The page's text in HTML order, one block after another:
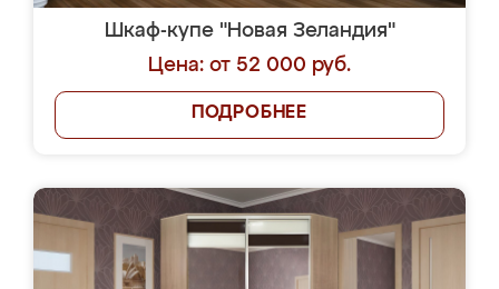
Шкаф-купе "Новая Зеландия"
Цена: от 52 000 руб.
ПОДРОБНЕЕ